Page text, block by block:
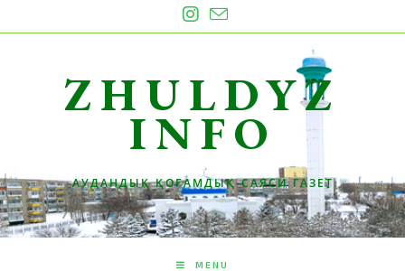
to
ZHULDYZ
INFO
АУДАНДЫҚ ҚОҒАМДЫҚ-САЯСИ ГАЗЕТ
MENU